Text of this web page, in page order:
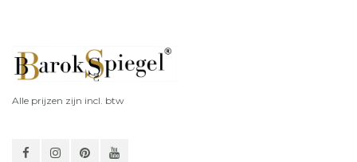
Alle prijzen zijn incl. btw